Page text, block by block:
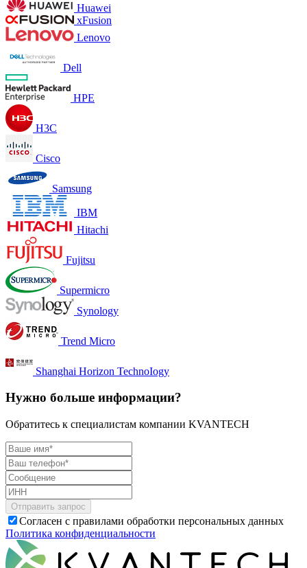
Huawei
xFusion
Lenovo
Dell
HPE
H3C
Cisco
Samsung
IBM
Hitachi
Fujitsu
Supermicro
Synology
Trend Micro
Shanghai Horizon TechnoIogy
Нужно больше информации?
Обратитесь к специалистам компании KVANTECH
Согласен с правилами обработки персональных данных
Политика конфиденциальности